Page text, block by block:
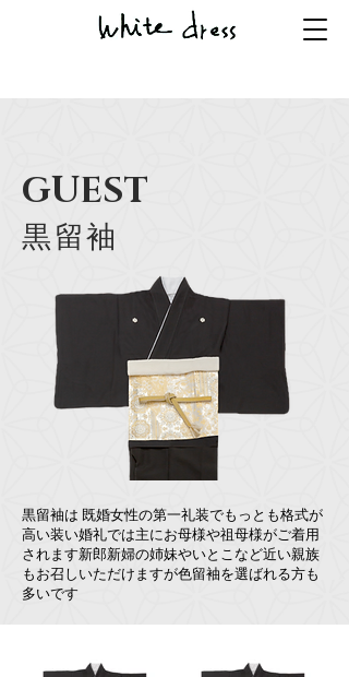
GUEST
​黒留袖
黒留袖は 既婚女性の第一礼装でもっとも格式が
高い装い婚礼では主にお母様や祖母様がご着用
されます新郎新婦の姉妹やいとこなど近い親族
もお召しいただけますが色留袖を選ばれる方も
多いです